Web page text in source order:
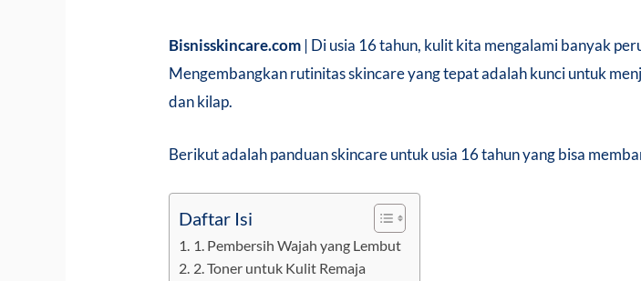
Bisnisskincare.com | Di usia 16 tahun, kulit kita mengalami banyak
Mengembangkan rutinitas skincare yang tepat adalah kunci untuk
dan kilap.
Berikut adalah panduan skincare untuk usia 16 tahun yang bisa
Daftar Isi
1. Pembersih Wajah yang Lembut
2. Toner untuk Kulit Remaja